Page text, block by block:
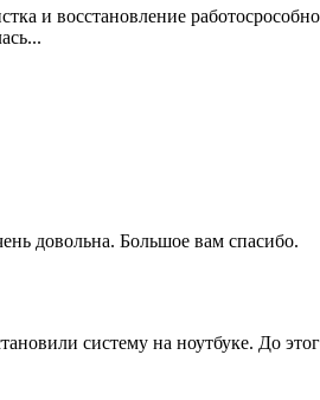
и восстановление
довольна. Большое вам спасибо.
систему на ноутбуке. До